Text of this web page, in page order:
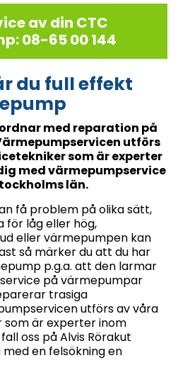
av din CTC
08-65 00 144
du full effekt
med reparation på
utförs
som är experter
med värmepumpservice
län.
få problem på olika sätt,
för låg eller hög,
eller värmepumpen kan
så märker du att du har
p.g.a. att den larmar
på värmepumpar
trasiga
utförs av våra
som är experter inom
oss på Alvis Rörakut
en felsökning en